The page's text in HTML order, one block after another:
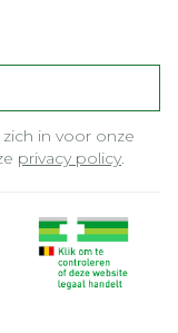
in voor onze
privacy policy.